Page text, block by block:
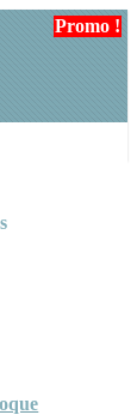
Promo !
Promo !